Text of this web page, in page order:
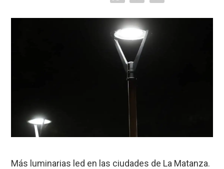
Más luminarias led en las ciudades de La Matanza.